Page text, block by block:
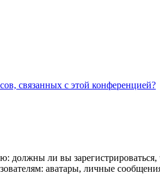
связанных с этой конференцией?
должны ли вы
аватары, личные